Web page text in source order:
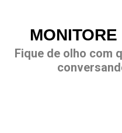
Fique de olho com